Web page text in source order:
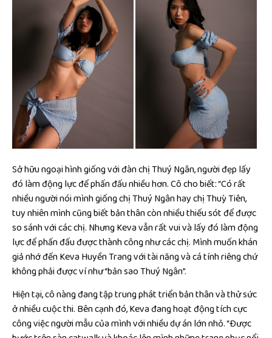
Sở hữu ngoại hình giống với đàn chị Thuý Ngân, người đẹp lấy
đó làm động lực để phấn đấu nhiều hơn. Cô cho biết: “Có rất
nhiều người nói mình giống chị Thuý Ngân hay chị Thuỳ Tiên,
tuy nhiên mình cũng biết bản thân còn nhiều thiếu sót để được
so sánh với các chị. Nhưng Keva vẫn rất vui và lấy đó làm động
lực để phấn đấu được thành công như các chị. Mình muốn khán
giả nhớ đến Keva Huyền Trang với tài năng và cá tính riêng chứ
không phải được ví như “bản sao Thuý Ngân”.
Hiện tại, cô nàng đang tập trung phát triển bản thân và thử sức
ở nhiều cuộc thi. Bên cạnh đó, Keva đang hoạt động tích cực
công việc người mẫu của mình với nhiều dự án lớn nhỏ. “Được